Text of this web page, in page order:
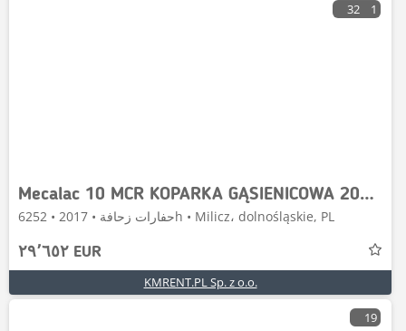
32 1
Mecalac 10 MCR KOPARKA GĄSIENICOWA 2017R. | MECALAC 8 MCR
حفارات زحافة • 2017 • 6252h • Milicz، dolnośląskie, PL
٢٩٬٦٥٢ EUR
KMRENT.PL Sp. z o.o.
19